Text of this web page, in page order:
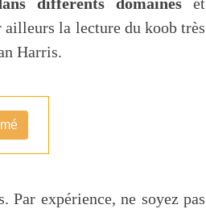
ailleurs la lecture du koob très
Harris.
Par expérience, ne soyez pas